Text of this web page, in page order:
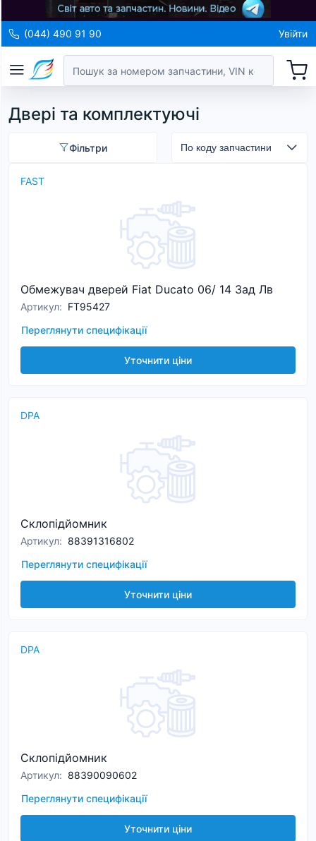
(044) 490 91 90 Увійти
Двері та комплектуючі
Фільтри
FAST
Обмежувач дверей Fiat Ducato 06/ 14 Зад Лв
Артикул: FT95427
Переглянути специфікації
Уточнити ціни
DPA
Склопідйомник
Артикул: 88391316802
Переглянути специфікації
Уточнити ціни
DPA
Склопідйомник
Артикул: 88390090602
Переглянути специфікації
Уточнити ціни